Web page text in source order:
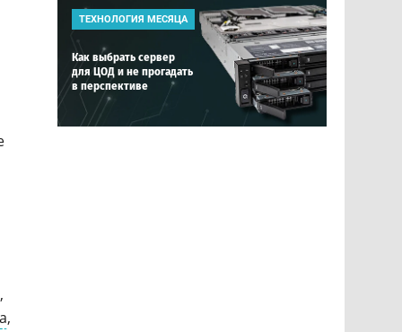
,
ТЕХНОЛОГИЯ МЕСЯЦА
Как выбрать сервер
для ЦОД и не прогадать
в перспективе